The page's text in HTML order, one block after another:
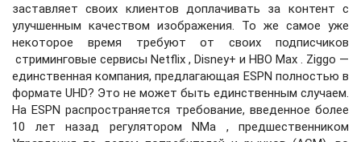
заставляет своих клиентов доплачивать за контент с
улучшенным качеством изображения. То же самое уже
некоторое время требуют от своих подписчиков
стриминговые сервисы Netflix , Disney+ и HBO Max . Ziggo —
единственная компания, предлагающая ESPN полностью в
формате UHD? Это не может быть единственным случаем.
На ESPN распространяется требование, введенное более
10 лет назад регулятором NMa , предшественником